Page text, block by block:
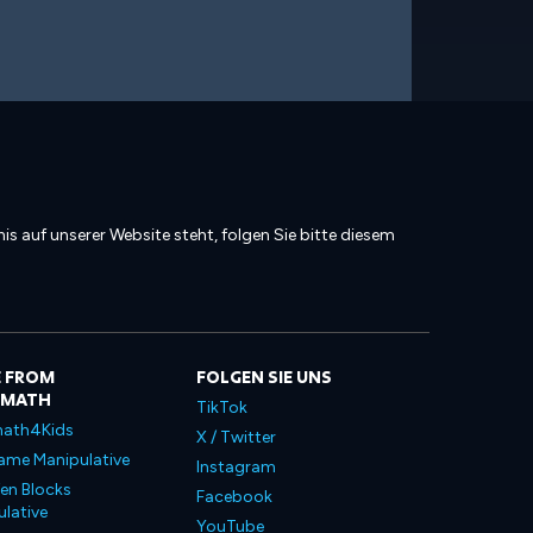
auf unserer Website steht, folgen Sie bitte diesem
FROM
Manipulative
Blocks
FOLGEN SIE UNS
TikTok
X / Twitter
Instagram
Facebook
YouTube